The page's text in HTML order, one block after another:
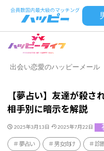
出会い恋愛のハッピーメール
【夢占い】友達が殺さ
相手別に暗示を解説
2025年3月13日 2025年7月22日
夢占い 男女向け 診